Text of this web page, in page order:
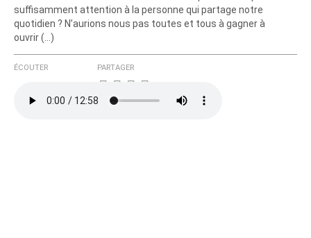
suffisamment attention à la personne qui partage notre
quotidien ? N’aurions nous pas toutes et tous à gagner à
ouvrir (…)
ÉCOUTER PARTAGER